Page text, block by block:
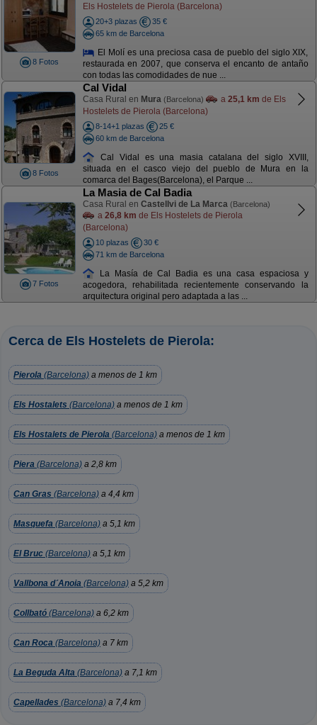
8 Fotos
Els Hostelets de Pierola (Barcelona)
20+3 plazas
35 €
65 km de Barcelona
El Molí es una preciosa casa de pueblo del siglo XIX,
restaurada en 2007, que conserva el encanto de antaño
con todas las comodidades de nue ...
8 Fotos
Cal Vidal
Casa Rural en Mura (Barcelona) a 25,1 km de Els
Hostelets de Pierola (Barcelona)
8-14+1 plazas
25 €
60 km de Barcelona
Cal Vidal es una masia catalana del siglo XVIII,
situada en el casco viejo del pueblo de Mura en la
comarca del Bages(Barcelona), el Parque ...
7 Fotos
La Masia de Cal Badia
Casa Rural en Castellvi de La Marca (Barcelona)
a 26,8 km de Els Hostelets de Pierola
(Barcelona)
10 plazas
30 €
71 km de Barcelona
La Masía de Cal Badia es una casa espaciosa y
acogedora, rehabilitada recientemente conservando la
arquitectura original pero adaptada a las ...
Cerca de Els Hostelets de Pierola:
Pierola (Barcelona) a menos de 1 km
Els Hostalets (Barcelona) a menos de 1 km
Els Hostalets de Pierola (Barcelona) a menos de 1 km
Piera (Barcelona) a 2,8 km
Can Gras (Barcelona) a 4,4 km
Masquefa (Barcelona) a 5,1 km
El Bruc (Barcelona) a 5,1 km
Vallbona d´Anoia (Barcelona) a 5,2 km
Collbató (Barcelona) a 6,2 km
Can Roca (Barcelona) a 7 km
La Beguda Alta (Barcelona) a 7,1 km
Capellades (Barcelona) a 7,4 km